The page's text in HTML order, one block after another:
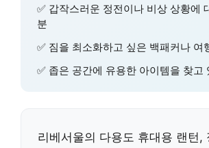
✅ 갑작스러운 정전이나 비상 상황에
분
✅ 짐을 최소화하고 싶은 백패커나 여
✅ 좁은 공간에 유용한 아이템을 찾고
리베서울의 다용도 휴대용 랜턴,